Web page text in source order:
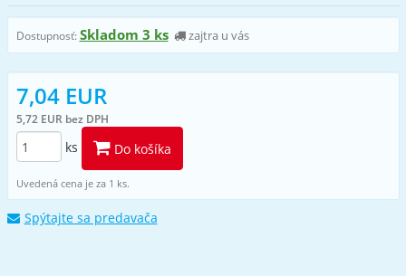
Dostupnosť:Skladom 3 ks zajtra u vás
7,04 EUR
5,72 EUR bez DPH
ks Do košíka
Uvedená cena je za 1 ks.
Spýtajte sa predavača